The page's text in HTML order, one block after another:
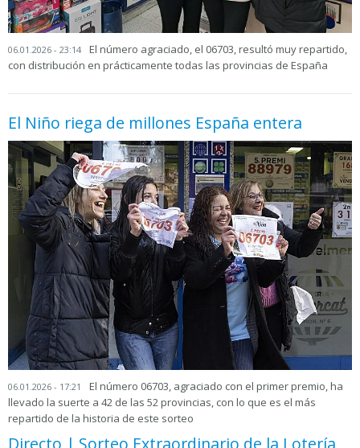
06.01.2026 - 23:14
El número agraciado, el 06703, resultó muy repartido,
con distribución en prácticamente todas las provincias de España
El Niño riega de millones España entera
06.01.2026 - 17:21
El número 06703, agraciado con el primer premio, ha
llevado la suerte a 42 de las 52 provincias, con lo que es el más
repartido de la historia de este sorteo
Directo | Sorteo Extraordinario de la Lotería